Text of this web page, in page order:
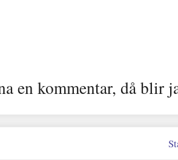
en kommentar, då blir